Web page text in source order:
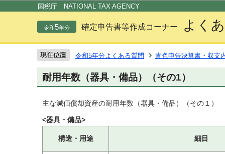
国税庁 NATIONAL TAX AGENCY
令和5年分 確定申告書等作成コーナー よく
令和5年分よくある質問 青色申告決算書・収支
耐用年数（器具・備品）（その1）
主な減価償却資産の耐用年数（器具・備品）（その１）
<器具・備品>
構造・用途 細目